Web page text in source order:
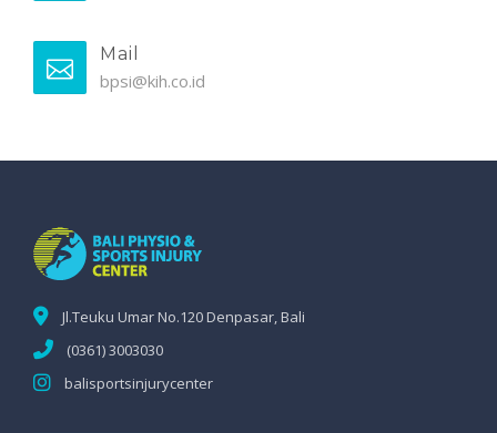
Mail
bpsi@kih.co.id
Jl.Teuku Umar No.120 Denpasar, Bali
(0361) 3003030
balisportsinjurycenter